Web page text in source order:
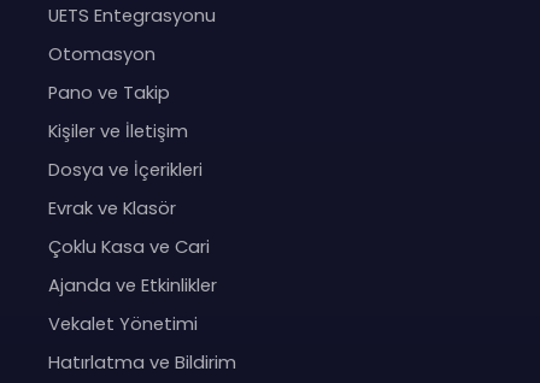
UETS Entegrasyonu
Otomasyon
Pano ve Takip
Kişiler ve İletişim
Dosya ve İçerikleri
Evrak ve Klasör
Çoklu Kasa ve Cari
Ajanda ve Etkinlikler
Vekalet Yönetimi
Hatırlatma ve Bildirim